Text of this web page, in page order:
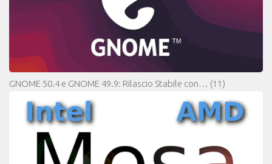
GNOME 50.4 e GNOME 49.9: Rilascio Stabile con… (11)